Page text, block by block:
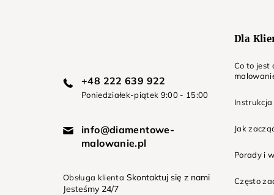
+48 222 639 922
Poniedziałek-piątek 9:00 - 15:00
info@diamentowe-
malowanie.pl
Obsługa klienta Skontaktuj się z nami
Jesteśmy 24/7
Dla
Co to jest
Jak
Porady i
Często